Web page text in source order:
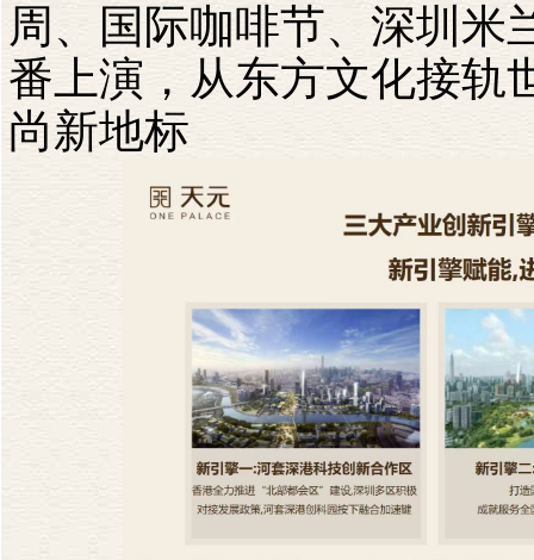
周、国际咖啡节、深圳米
番上演，从东方文化接轨
尚新地标